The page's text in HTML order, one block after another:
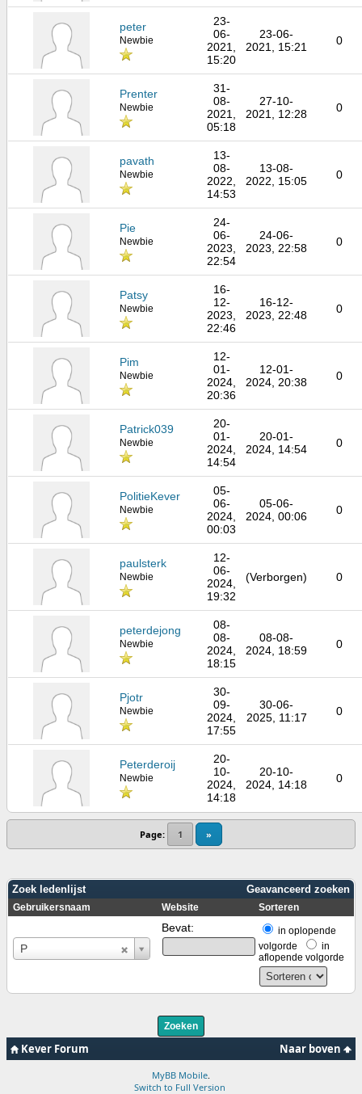
peter
Newbie
23-
06-
2021,
15:20
23-06-
2021, 15:21
0
Prenter
Newbie
31-
08-
2021,
05:18
27-10-
2021, 12:28
0
pavath
Newbie
13-
08-
2022,
14:53
13-08-
2022, 15:05
0
Pie
Newbie
24-
06-
2023,
22:54
24-06-
2023, 22:58
0
Patsy
Newbie
16-
12-
2023,
22:46
16-12-
2023, 22:48
0
Pim
Newbie
12-
01-
2024,
20:36
12-01-
2024, 20:38
0
Patrick039
Newbie
20-
01-
2024,
14:54
20-01-
2024, 14:54
0
PolitieKever
Newbie
05-
06-
2024,
00:03
05-06-
2024, 00:06
0
paulsterk
Newbie
12-
06-
2024,
19:32
(Verborgen) 0
peterdejong
Newbie
08-
08-
2024,
18:15
08-08-
2024, 18:59
0
Pjotr
Newbie
30-
09-
2024,
17:55
30-06-
2025, 11:17
0
Peterderoij
Newbie
20-
10-
2024,
14:18
20-10-
2024, 14:18
0
Page: 1 »
Geavanceerd zoeken
Zoek ledenlijst
Gebruikersnaam Website Sorteren
P
Gebruikersnaam
Bevat:
in oplopende
volgorde
in
aflopende volgorde
Naar boven
Kever Forum
MyBB Mobile
Switch to Full Version